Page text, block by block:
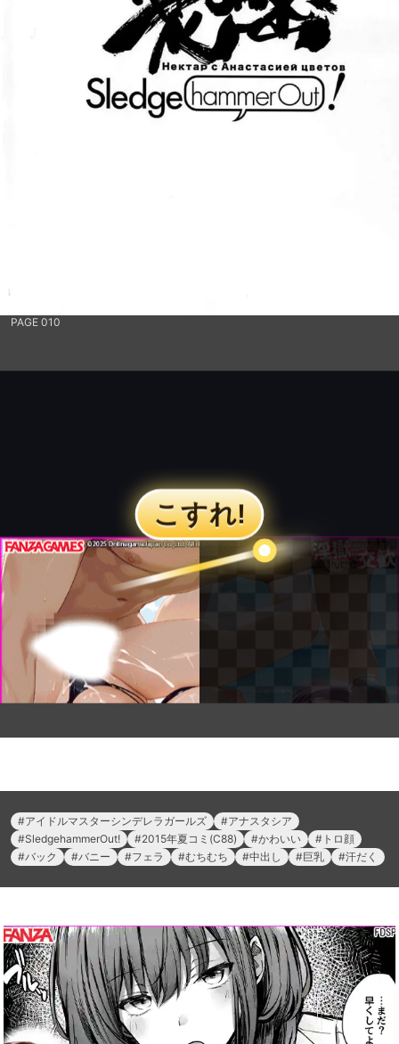
PAGE 010
アイドルマスターシンデレラガールズ
アナスタシア
SledgehammerOut!
2015年夏コミ(C88) かわいい
トロ顔
バック
バニー フェラ むちむち 中出し 巨乳 汗だく